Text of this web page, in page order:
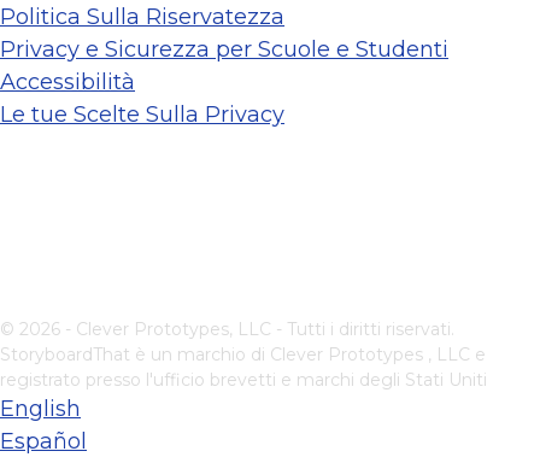
Politica Sulla Riservatezza
Privacy e Sicurezza per Scuole e Studenti
Accessibilità
Le tue Scelte Sulla Privacy
© 2026 - Clever Prototypes, LLC - Tutti i diritti riservati.
StoryboardThat è un marchio di Clever Prototypes , LLC e
registrato presso l'ufficio brevetti e marchi degli Stati Uniti
English
Español